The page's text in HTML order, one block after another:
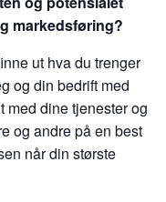
markedsføring?
ut hva du trenger
og din bedrift med
med dine tjenester og
og andre på en best
når din største